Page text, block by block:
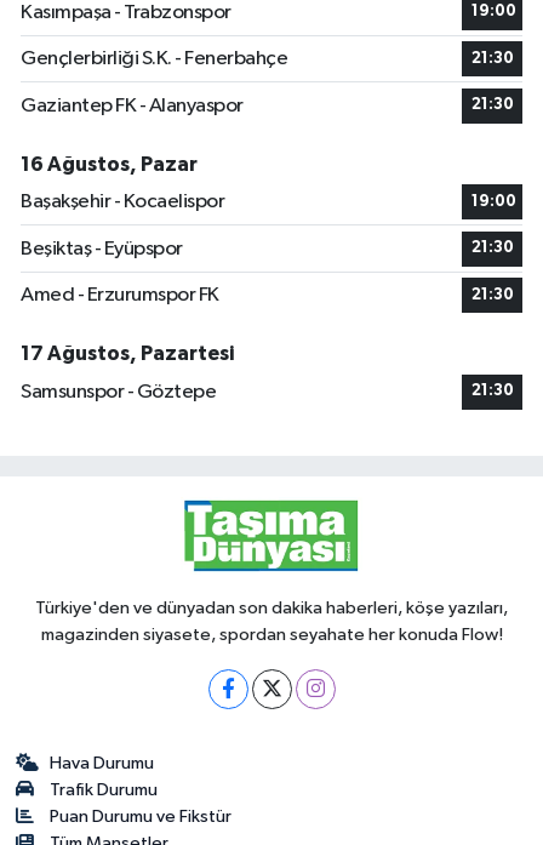
Kasımpaşa - Trabzonspor 19:00
Gençlerbirliği S.K. - Fenerbahçe 21:30
Gaziantep FK - Alanyaspor 21:30
16 Ağustos, Pazar
Başakşehir - Kocaelispor
19:00
Beşiktaş - Eyüpspor 21:30
Amed - Erzurumspor FK 21:30
17 Ağustos, Pazartesi
Samsunspor - Göztepe
21:30
Türkiye'den ve dünyadan son dakika haberleri, köşe yazıları,
magazinden siyasete, spordan seyahate her konuda Flow!
Hava Durumu
Trafik Durumu
Puan Durumu ve Fikstür